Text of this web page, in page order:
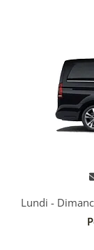
Lundi -